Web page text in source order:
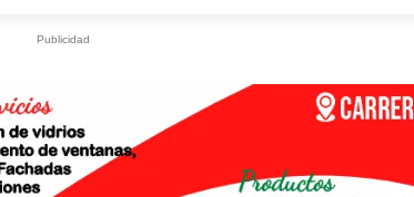
Publicidad